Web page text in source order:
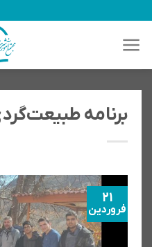
محتوا
برنامه
21
فروردین